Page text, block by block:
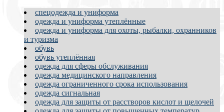
спецодежда и униформа
одежда и униформа утеплённые
одежда и униформа для охоты, рыбалки, охранников
и туризма
обувь
обувь утеплённая
одежда для сферы обслуживания
одежда медицинского направления
одежда ограниченного срока использования
одежда сигнальная
одежда для защиты от расстворов кислот и щелочей